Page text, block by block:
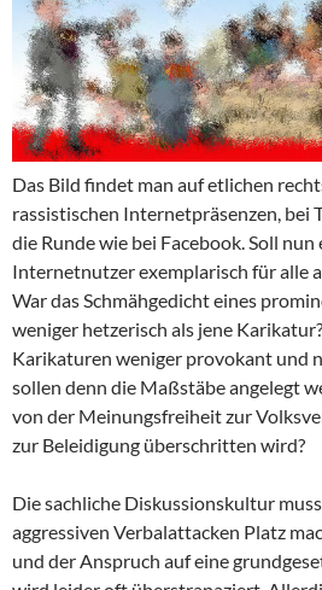
Das Bild findet man auf etlichen
rassistischen Internetpräsenzen, bei
die Runde wie bei Facebook. Soll nun
Internetnutzer exemplarisch für alle
War das Schmähgedicht eines
weniger hetzerisch als jene
Karikaturen weniger provokant und
sollen denn die Maßstäbe angelegt
von der Meinungsfreiheit zur
zur Beleidigung überschritten wird?
Die sachliche Diskussionskultur
aggressiven Verbalattacken Platz
und der Anspruch auf eine